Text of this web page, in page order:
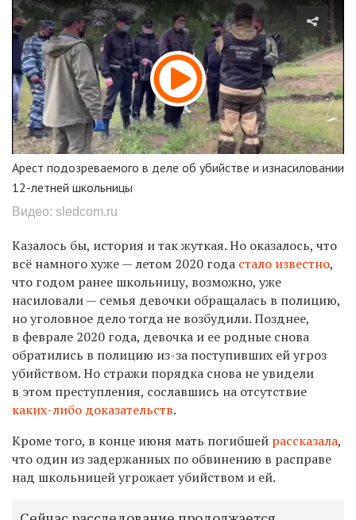
Арест подозреваемого в деле об убийстве и изнасиловании
12-летней школьницы
Видео: sledcom.ru
Казалось бы, история и так жуткая. Но оказалось, что
всё намного хуже — летом 2020 года стало известно,
что годом ранее школьницу, возможно, уже
насиловали — семья девочки обращалась в полицию,
но уголовное дело тогда не возбудили. Позднее,
в феврале 2020 года, девочка и ее родные снова
обратились в полицию из-за поступивших ей угроз
убийством. Но стражи порядка снова не увидели
в этом преступления, сославшись на отсутствие
каких-либо доказательств.
Кроме того, в конце июня мать погибшей рассказала,
что один из задержанных по обвинению в расправе
над школьницей угрожает убийством и ей.